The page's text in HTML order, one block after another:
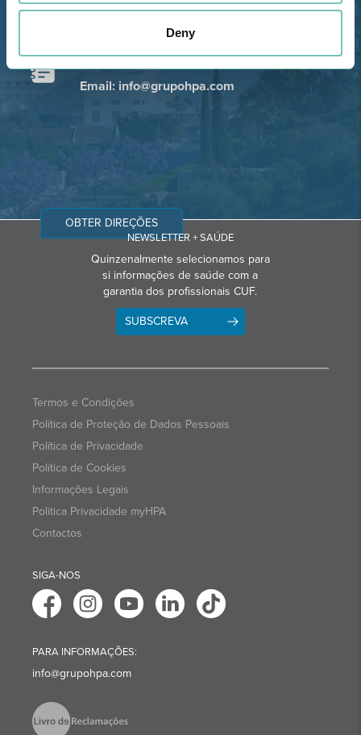
Deny
Bota, 8500-322 Alvor - Portimão
Telefone: 282 420 400
Email: info@grupohpa.com
OBTER DIREÇÕES
NEWSLETTER + SAÚDE
Quinzenalmente selecionamos para
si informações de saúde com a
garantia dos profissionais CUF.
SUBSCREVA
Termos e Condições
Política de Proteção de Dados Pessoais
Política de Privacidade
Política de Cookies
Informações Legais
Politica Privacidade myHPA
Contactos
SIGA-NOS
PARA INFORMAÇÕES:
info@grupohpa.com